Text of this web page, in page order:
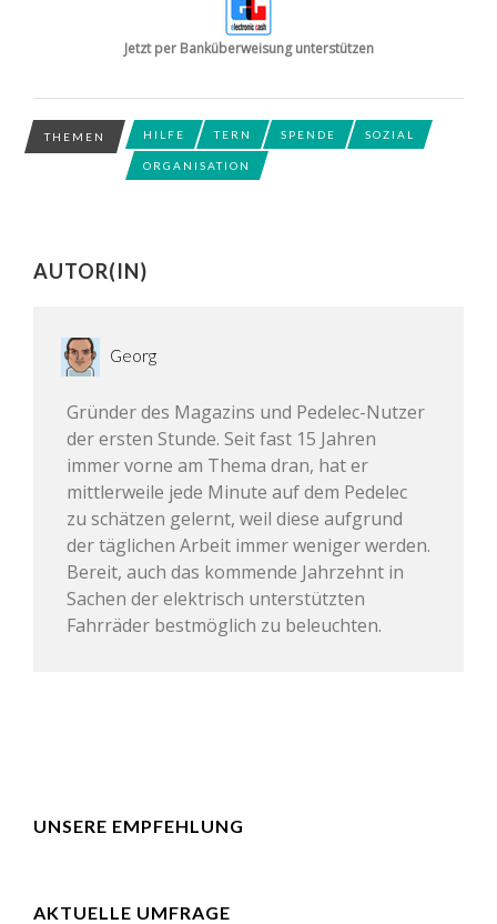
Jetzt per Banküberweisung unterstützen
THEMEN HILFE TERN SPENDE SOZIAL
ORGANISATION
AUTOR(IN)
Georg
Gründer des Magazins und Pedelec-Nutzer
der ersten Stunde. Seit fast 15 Jahren
immer vorne am Thema dran, hat er
mittlerweile jede Minute auf dem Pedelec
zu schätzen gelernt, weil diese aufgrund
der täglichen Arbeit immer weniger werden.
Bereit, auch das kommende Jahrzehnt in
Sachen der elektrisch unterstützten
Fahrräder bestmöglich zu beleuchten.
UNSERE EMPFEHLUNG
AKTUELLE UMFRAGE